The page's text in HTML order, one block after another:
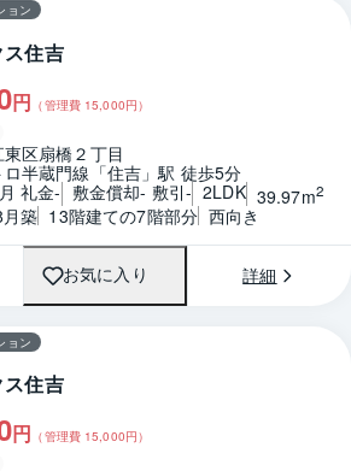
ョン
住吉
円 （管理費 15,000円）
区扇橋２丁目
半蔵門線「住吉」駅 徒歩5分
礼金- 敷金償却- 敷引- 2LDK 39.97m2
築 13階建ての7階部分 西向き
お気に入り 詳細
1 / 0 間取り
ョン
住吉
円 （管理費 15,000円）